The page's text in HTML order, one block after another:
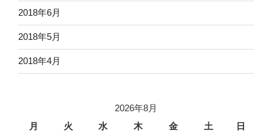
2018年6月
2018年5月
2018年4月
2026年8月
月
火 水 木 金 土 日